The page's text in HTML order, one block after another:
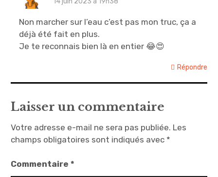
Non marcher sur l’eau c’est pas mon truc, ça a
déjà été fait en plus.
Je te reconnais bien là en entier 😂😍
Répondre
Laisser un commentaire
Votre adresse e-mail ne sera pas publiée. Les
champs obligatoires sont indiqués avec *
Commentaire*